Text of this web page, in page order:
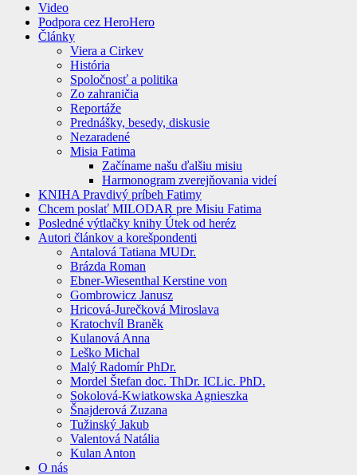
Video
Podpora cez HeroHero
Články
Viera a Cirkev
História
Spoločnosť a politika
Zo zahraničia
Reportáže
Prednášky, besedy, diskusie
Nezaradené
Misia Fatima
Začíname našu ďalšiu misiu
Harmonogram zverejňovania videí
KNIHA Pravdivý príbeh Fatimy
Chcem poslať MILODAR pre Misiu Fatima
Posledné výtlačky knihy Útek od heréz
Autori článkov a korešpondenti
Antalová Tatiana MUDr.
Brázda Roman
Ebner-Wiesenthal Kerstine von
Gombrowicz Janusz
Hricová-Jurečková Miroslava
Kratochvíl Braněk
Kulanová Anna
Leško Michal
Malý Radomír PhDr.
Mordel Štefan doc. ThDr. ICLic. PhD.
Sokolová-Kwiatkowska Agnieszka
Šnajderová Zuzana
Tužinský Jakub
Valentová Natália
Kulan Anton
O nás